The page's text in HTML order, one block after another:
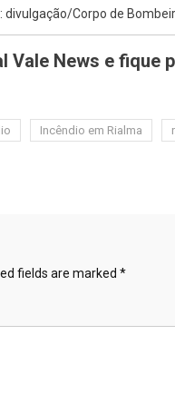
divulgação/Corpo de
Vale News e fique
Incêndio em Rialma
fields are marked *